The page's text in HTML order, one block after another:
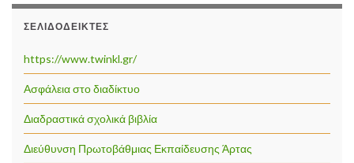
ΣΕΛΙΔΟΔΕΊΚΤΕΣ
https://www.twinkl.gr/
Ασφάλεια στο διαδίκτυο
Διαδραστικά σχολικά βιβλία
Διεύθυνση Πρωτοβάθμιας Εκπαίδευσης Άρτας